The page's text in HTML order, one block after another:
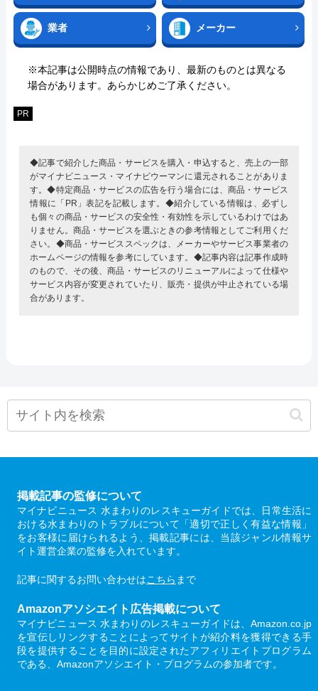
業者 メーカー
※本記事は公開時点の情報であり、最新のものとは異なる
場合があります。あらかじめご了承ください。
PR
◆記事で紹介した商品・サービスを購入・申込すると、売上の一部
がマイナビニュース・マイナビウーマンに還元されることがありま
す。◆特定商品・サービスの広告を行う場合には、商品・サービス
情報に「PR」表記を記載します。◆紹介している情報は、必ずし
も個々の商品・サービスの安全性・有効性を示しているわけではあ
りません。商品・サービスを選ぶときの参考情報としてご利用くだ
さい。◆商品・サービススペックは、メーカーやサービス事業者の
ホームページの情報を参考にしています。◆記事内容は記事作成時
のもので、その後、商品・サービスのリニューアルによって仕様や
サービス内容が変更されていたり、販売・提供が中止されている場
合があります。
掲載記事の監修について
マイナビニュース 水まわりのレスキューガイドでは、日常生活に
おける水まわりのトラブルについて「適切で正しく有益な情報」
をお客様に届けられるよう、掲載記事には、当該ジャンル情報サ
イト運営企業の監修を入れています。
記事に関するお問い合わせはこちら まで
Amazonアソシエイト広告掲載について
マイナビニュース 水まわりのレスキューガイドは、Amazon.co.jp
を宣伝しリンクすることによってサイトが紹介料を獲得できる手
段を提供することを目的に設定されたアフィリエイトプログラム
である、Amazonアソシエイト・プログラムの参加者です。